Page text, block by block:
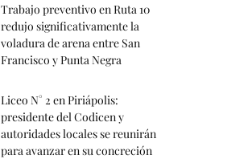
Trabajo preventivo en Ruta 10
redujo significativamente la
voladura de arena entre San
Francisco y Punta Negra
Liceo N° 2 en Piriápolis:
presidente del Codicen y
autoridades locales se reunirán
para avanzar en su concreción